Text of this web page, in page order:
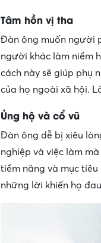
Tâm hồn vị tha
Đàn ông muốn người
người khác làm niềm
cách này sẽ giúp phụ
của họ ngoài xã hội.
Ủng hộ và cổ vũ
Đàn ông dễ bị xiêu
nghiệp và việc làm
tiềm năng và mục
những lời khiến họ